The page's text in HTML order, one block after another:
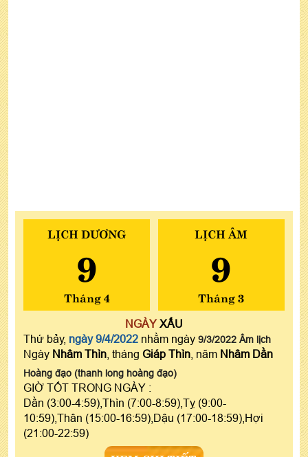
LỊCH DƯƠNG
9
Tháng 4
LỊCH ÂM
9
Tháng 3
NGÀYXẤU
Thứ bảy, ngày 9/4/2022 nhằm ngày 9/3/2022 Âm lịch
Ngày Nhâm Thìn , tháng Giáp Thìn , năm Nhâm Dần
Hoàng đạo (thanh long hoàng đạo)
GIỜ TỐT TRONG NGÀY :
Dần (3:00-4:59),Thìn (7:00-8:59),Tỵ (9:00-
10:59),Thân (15:00-16:59),Dậu (17:00-18:59),Hợi
(21:00-22:59)